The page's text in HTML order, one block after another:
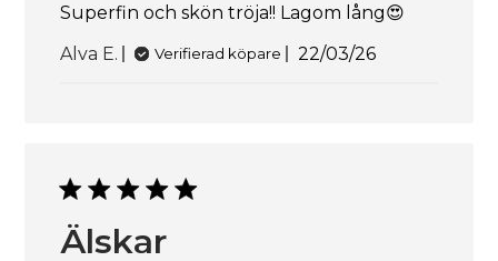
Superfin och skön tröja!! Lagom lång😍
Alva E.
Verifierad köpare 22/03/26
Älskar